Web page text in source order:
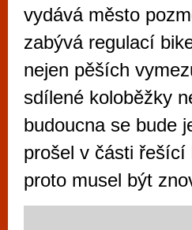
vydává město
zabývá regulací
nejen pěších
sdílené koloběžky
budoucna se bude
prošel v části řešící
proto musel být
Mimo jiné je ale také
vyzkoušet různé
metropoli naleznete
po moderní
příležitostné hráče. V...